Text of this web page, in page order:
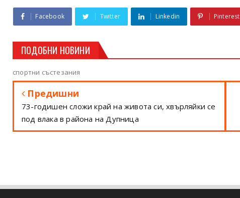
Facebook Twitter Linkedin Pinterest
ПОДОБНИ НОВИНИ
спортни състезания
Предишни
73-годишен сложи край на живота си, хвърляйки се
под влака в района на Дупница